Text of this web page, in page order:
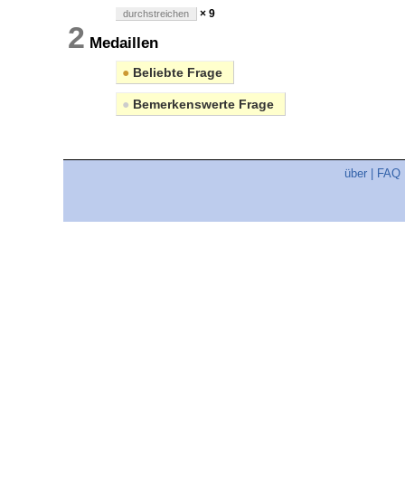
durchstreichen × 9
2 Medaillen
● Beliebte Frage
● Bemerkenswerte Frage
über FAQ